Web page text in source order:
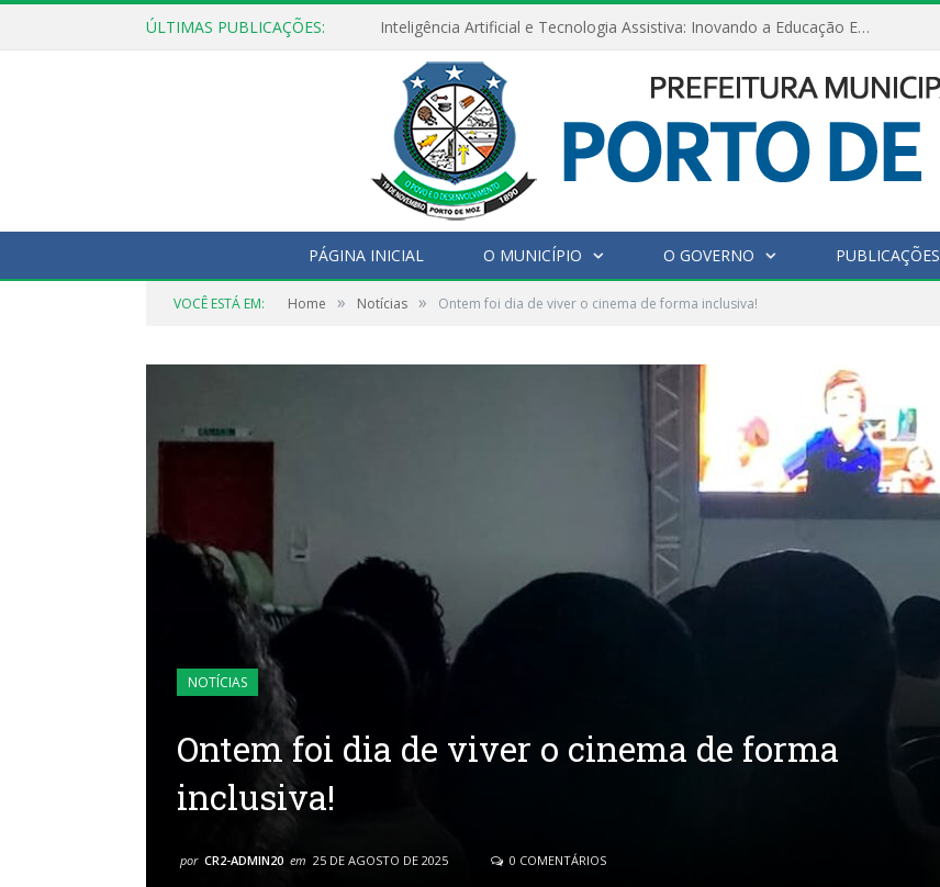
ÚLTIMAS PUBLICAÇÕES: Inteligência Artificial e Tecnologia Assistiva: Inovando a Educação Especial e Inclusiva
PÁGINA INICIAL O MUNICÍPIO O GOVERNO PUBLICAÇÕES
VOCÊ ESTÁ EM: Home » Notícias » Ontem foi dia de viver o cinema de forma inclusiva!
NOTÍCIAS
Ontem foi dia de viver o cinema de forma
inclusiva!
por CR2-ADMIN20 em 25 DE AGOSTO DE 2025 0 COMENTÁRIOS